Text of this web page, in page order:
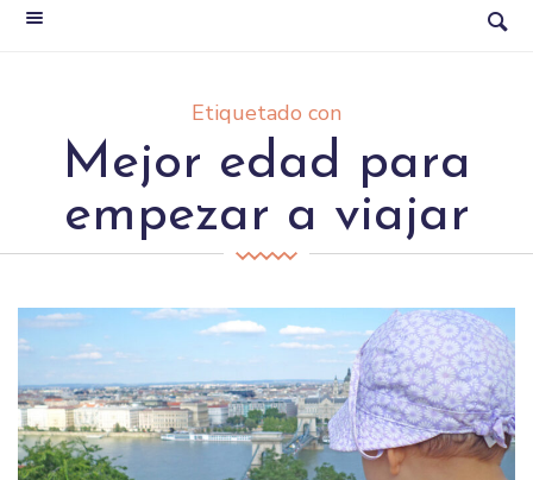
Etiquetado con
Mejor edad para
empezar a viajar